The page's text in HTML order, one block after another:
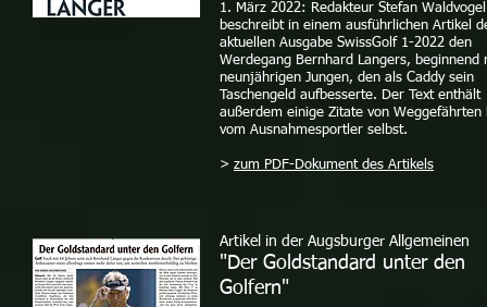
1. März 2022: Redakteur Stefan Waldvogel
beschreibt in einem ausführlichen Artikel
aktuellen Ausgabe SwissGolf 1-2022 den
Werdegang Bernhard Langers, beginnend
neunjährigen Jungen, den als Caddy sein
Taschengeld aufbesserte. Der Text enthält
außerdem einige Zitate von Weggefährten
vom Ausnahmesportler selbst.
> zum PDF-Dokument des Artikels
Artikel in der Augsburger Allgemeinen
"Der Goldstandard unter den
Golfern"